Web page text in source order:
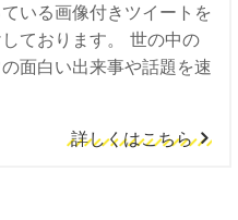
いる画像付きツイートを
ております。 世の中の
面白い出来事や話題を速
詳しくはこちら